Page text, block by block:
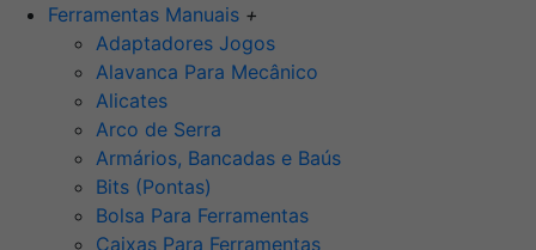
Ferramentas Manuais +
Adaptadores Jogos
Alavanca Para Mecânico
Alicates
Arco de Serra
Armários, Bancadas e Baús
Bits (Pontas)
Bolsa Para Ferramentas
Caixas Para Ferramentas